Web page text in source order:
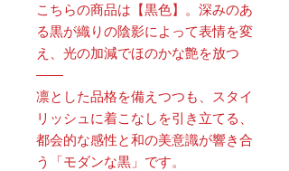
こちらの商品は【黒色】。深みのあ
る黒が織りの陰影によって表情を変
え、光の加減でほのかな艶を放つ
――
凛とした品格を備えつつも、スタイ
リッシュに着こなしを引き立てる、
都会的な感性と和の美意識が響き合
う「モダンな黒」です。